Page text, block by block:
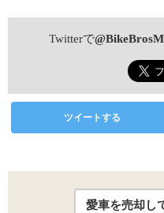
Twitterで
ツイートする
愛車を売却し